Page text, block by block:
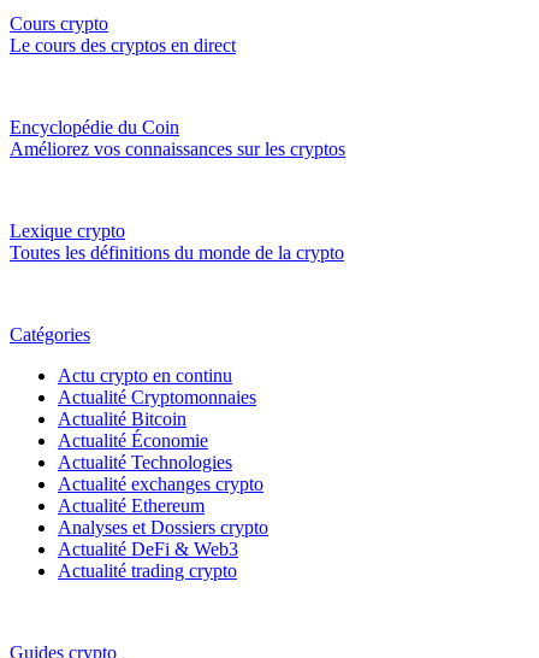
Cours crypto
Le cours des cryptos en direct
Encyclopédie du Coin
Améliorez vos connaissances sur les cryptos
Lexique crypto
Toutes les définitions du monde de la crypto
Catégories
Actu crypto en continu
Actualité Cryptomonnaies
Actualité Bitcoin
Actualité Économie
Actualité Technologies
Actualité exchanges crypto
Actualité Ethereum
Analyses et Dossiers crypto
Actualité DeFi & Web3
Actualité trading crypto
Guides crypto